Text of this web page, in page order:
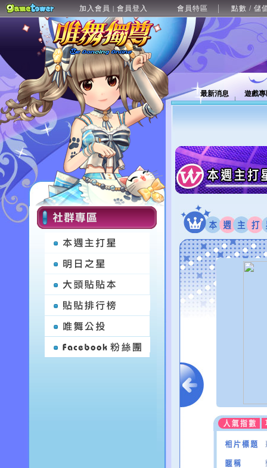
加入會員 | 會員登入 會員特區 點數 / 儲
最新消息 遊戲